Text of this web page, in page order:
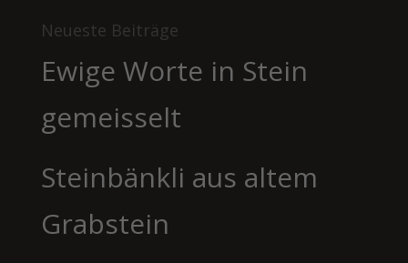
Neueste Beiträge
Ewige Worte in Stein
gemeisselt
Steinbänkli aus altem
Grabstein